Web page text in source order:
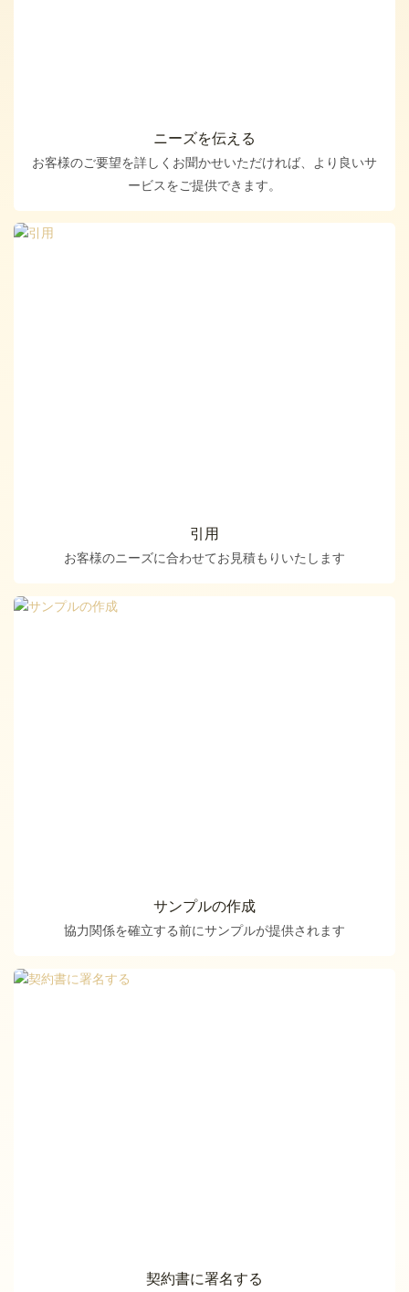
ニーズを伝える
お客様のご要望を詳しくお聞かせいただければ、より良いサ
ービスをご提供できます。
引用
お客様のニーズに合わせてお見積もりいたします
サンプルの作成
協力関係を確立する前にサンプルが提供されます
契約書に署名する